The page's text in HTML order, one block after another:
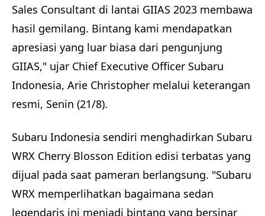
Sales Consultant di lantai GIIAS 2023 membawa
hasil gemilang. Bintang kami mendapatkan
apresiasi yang luar biasa dari pengunjung
GIIAS," ujar Chief Executive Officer Subaru
Indonesia, Arie Christopher melalui keterangan
resmi, Senin (21/8).
Subaru Indonesia sendiri menghadirkan Subaru
WRX Cherry Blosson Edition edisi terbatas yang
dijual pada saat pameran berlangsung. "Subaru
WRX memperlihatkan bagaimana sedan
legendaris ini menjadi bintang yang bersinar